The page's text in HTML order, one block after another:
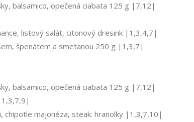
balsamico, opečená ciabata 125 g |7,12|
listový salát, citonový dresink |1,3,4,7|
špenátem a smetanou 250 g |1,3,7|
balsamico, opečená ciabata 125 g |7,12|
chipotle majonéza, steak. hranolky |1,3,7,10|